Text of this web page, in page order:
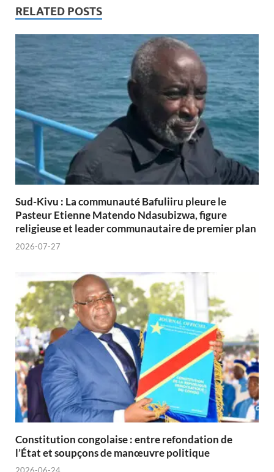
RELATED POSTS
Sud-Kivu : La communauté Bafuliiru pleure le
Pasteur Etienne Matendo Ndasubizwa, figure
religieuse et leader communautaire de premier plan
2026-07-27
Constitution congolaise : entre refondation de
l’État et soupçons de manœuvre politique